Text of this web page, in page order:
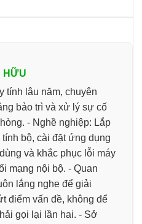
HỮU
tính lâu năm, chuyên
bảo trì và xử lý sự cố
- Nghề nghiệp: Lắp
tính bộ, cài đặt ứng dụng
và khắc phục lỗi máy
mạng nội bộ. - Quan
lắng nghe để giải
điểm vấn đề, không để
gọi lại lần hai. - Sở